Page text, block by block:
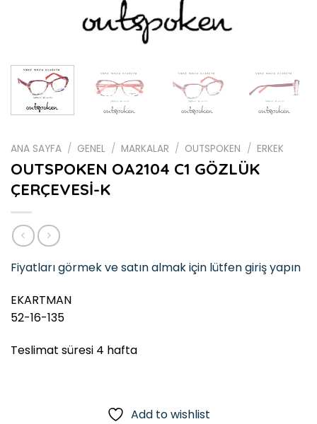
ANA SAYFA / GENEL / MARKALAR / OUTSPOKEN / ERKEK
OUTSPOKEN OA2104 C1 GÖZLÜK
ÇERÇEVESİ-K
Fiyatları görmek ve satın almak için lütfen giriş yapın
EKARTMAN
52-16-135
Teslimat süresi 4 hafta
Add to wishlist